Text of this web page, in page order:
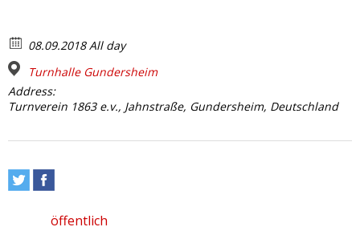
08.09.2018 All day
Turnhalle Gundersheim
Address:
Turnverein 1863 e.v., Jahnstraße, Gundersheim, Deutschland
öffentlich